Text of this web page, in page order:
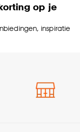
op je
inspiratie